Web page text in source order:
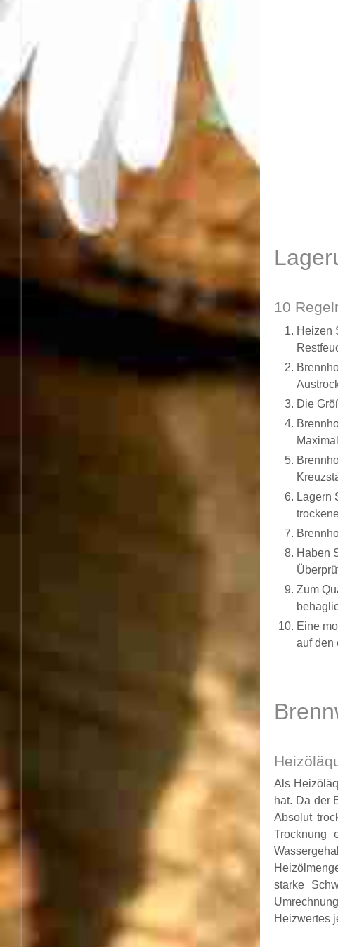
10
Heizen
Die
Lagern
Haben
Zum
Eine
auf den
Als
hat. Da der
Absolut
Trocknung
starke
Heizwertes